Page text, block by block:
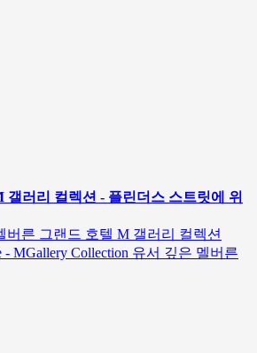
갤러리 컬렉션 - 플린더스 스트릿에 위
버른 그랜드 호텔 M 갤러리 컬렉션
- MGallery Collection 유서 깊은 멜버른